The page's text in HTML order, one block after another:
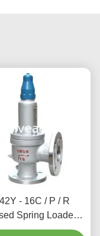
- 16C / P / R
Spring Loaded
Station Valve / Full